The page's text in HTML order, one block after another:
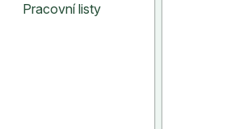
Pracovní listy